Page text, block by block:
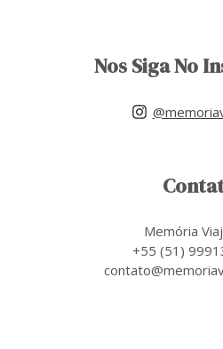
Nos Siga No
Memória
+55 (51)